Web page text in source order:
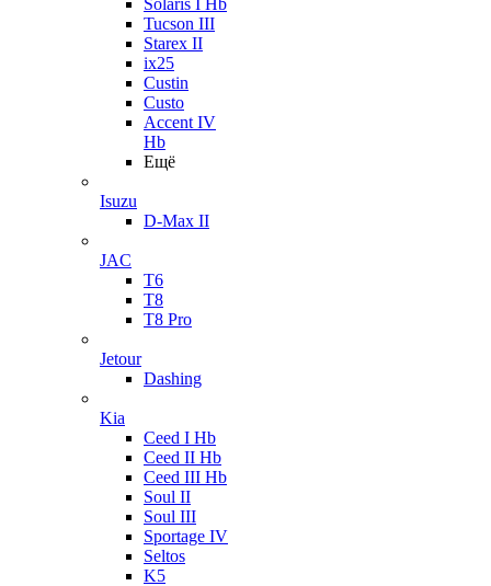
Solaris I Hb
Tucson III
Starex II
ix25
Custin
Custo
Accent IV
Hb
Ещё
Isuzu
D-Max II
JAC
T6
T8
T8 Pro
Jetour
Dashing
Kia
Ceed I Hb
Ceed II Hb
Ceed III Hb
Soul II
Soul III
Sportage IV
Seltos
K5